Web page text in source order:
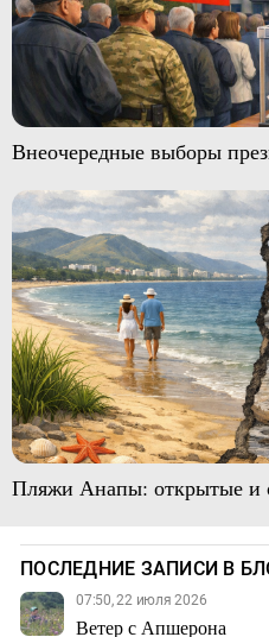
Внеочередные выборы
Пляжи Анапы: открытые и
ПОСЛЕДНИЕ ЗАПИСИ В
07:50, 22 июля 2026
Ветер с Апшерона